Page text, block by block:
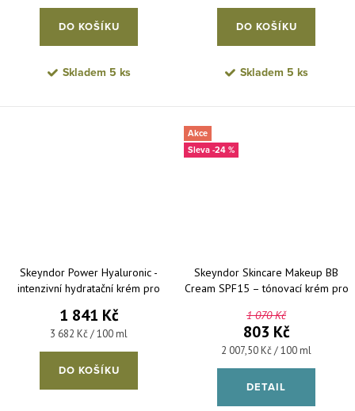
DO KOŠÍKU
Skladem 5 ks
DO KOŠÍKU
Skladem 5 ks
Skeyndor Power Hyaluronic -
intenzivní hydratační krém pro
1 841 Kč
Měrná cena:
3 682 Kč / 100 ml
DO KOŠÍKU
Akce
-24 %
Skeyndor Skincare Makeup BB
Cream SPF15 – tónovací krém pro
1 070 Kč
803 Kč
Měrná cena:
2 007,50 Kč / 100 ml
DETAIL